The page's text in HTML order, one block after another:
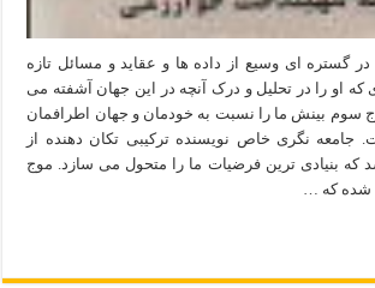
گستره ای وسیع از داده ها و عقاید و مسائل تازه
که او را در تحلیل و درک آنچه در این جهان آشفته می
سوم بینش ما را نسبت به خودمان و جهان اطرافمان
جامعه نگری خاص نویسنده ترکیبی تکان دهنده از
که بنیادی ترین فرضیات ما را متحول می سازد. موج
شده که …